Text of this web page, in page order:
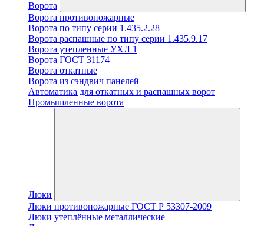
Ворота
Ворота противопожарные
Ворота по типу серии 1.435.2.28
Ворота распашные по типу серии 1.435.9.17
Ворота утепленные УХЛ 1
Ворота ГОСТ 31174
Ворота откатные
Ворота из сэндвич панелей
Автоматика для откатных и распашных ворот
Промышленные ворота
Люки
Люки противопожарные ГОСТ Р 53307-2009
Люки утеплённые металлические